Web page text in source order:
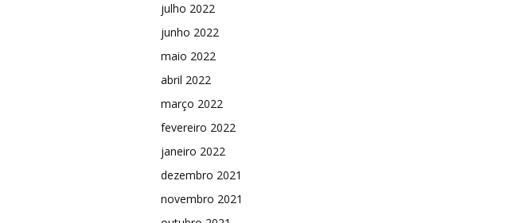
julho 2022
junho 2022
maio 2022
abril 2022
março 2022
fevereiro 2022
janeiro 2022
dezembro 2021
novembro 2021